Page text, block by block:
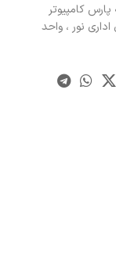
کامپیوتر
نور ، واحد